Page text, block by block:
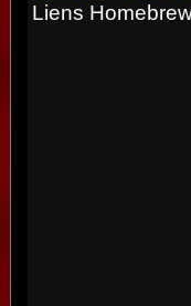
Liens